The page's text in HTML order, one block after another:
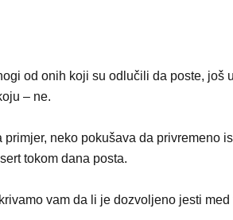
od onih koji su odlučili da poste, još
– ne.
primjer, neko pokušava da privremeno
tokom dana posta.
vam da li je dozvoljeno jesti med